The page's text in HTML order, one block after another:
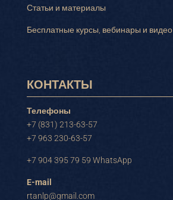
Статьи и материалы
Бесплатные курсы, вебинары и видео
КОНТАКТЫ
Телефоны
+7 (831) 213-63-57
+7 963 230-63-57
+7 904 395 79 59 WhatsApp
E-mail
rtanlp@gmail.com